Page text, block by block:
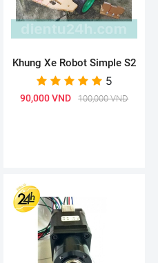
Khung Xe Robot Simple S2
5
90,000 VND 100,000 VND